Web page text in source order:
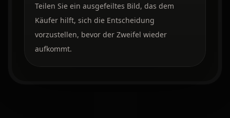
Teilen Sie ein ausgefeiltes Bild, das dem
Käufer hilft, sich die Entscheidung
vorzustellen, bevor der Zweifel wieder
aufkommt.